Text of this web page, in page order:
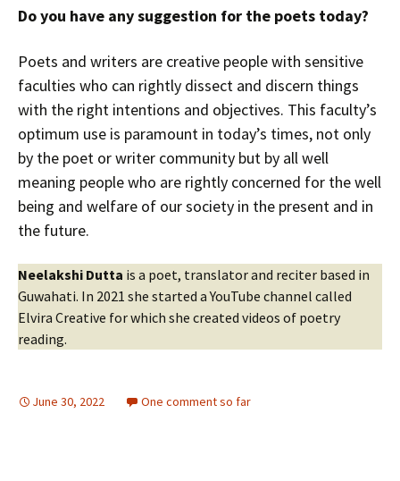
Do you have any suggestion for the poets today?
Poets and writers are creative people with sensitive
faculties who can rightly dissect and discern things
with the right intentions and objectives. This faculty’s
optimum use is paramount in today’s times, not only
by the poet or writer community but by all well
meaning people who are rightly concerned for the well
being and welfare of our society in the present and in
the future.
Neelakshi Dutta is a poet, translator and reciter based in
Guwahati. In 2021 she started a YouTube channel called
Elvira Creative for which she created videos of poetry
reading.
June 30, 2022 One comment so far